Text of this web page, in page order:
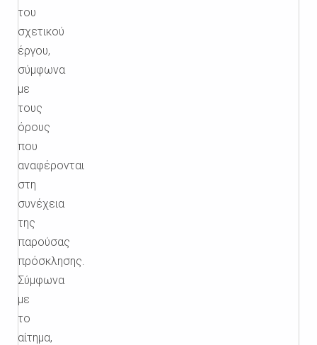
του
σχετικού
έργου,
σύμφωνα
με
τους
όρους
που
αναφέρονται
στη
συνέχεια
της
παρούσας
πρόσκλησης.
Σύμφωνα
με
το
αίτημα,